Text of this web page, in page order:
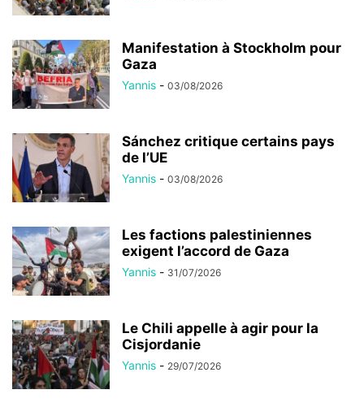
Manifestation à Stockholm pour
Gaza
Yannis - 03/08/2026
Sánchez critique certains pays
de l’UE
Yannis - 03/08/2026
Les factions palestiniennes
exigent l’accord de Gaza
Yannis - 31/07/2026
Le Chili appelle à agir pour la
Cisjordanie
Yannis - 29/07/2026